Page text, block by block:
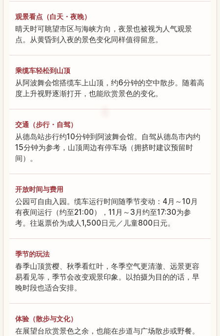
观景看点（白天・夜晚）
晴天时可眺望市区与海峡方向，夜景也被视为人气观景
点。从黄昏到入夜的景色变化同样值得留意。
乘缆车轻松到山顶
从阿波舞会馆搭缆车上山顶，约6分钟的空中散步。随着高
度上升视野逐渐打开，也能欣赏景色的变化。
交通（步行・自驾）
从德岛站步行约10分钟到阿波舞会馆。自驾从德岛市内约
15分钟为参考，山顶周边有停车场（拥挤时建议预留时
间）。
开放时间与费用
公园可自由入园。缆车运行时间随季节变动：4月～10月
有夜间运行（约至21:00），11月～3月约至17:30为参
考。往返票价为成人1,500日元／儿童800日元。
季节的玩法
春季山顶赏樱、秋季看红叶，冬季空气更清澈、远景更容
易看见等，季节会改变观景印象。以拍摄为目的的话，早
晚时段也适合安排。
体验（散步与文化）
在展望台欣赏景色之余，也能在步道与广场散步或野餐。